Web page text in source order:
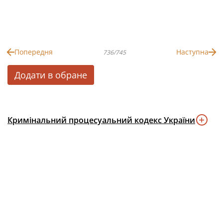
Попередня 736/745 Наступна
Додати в обране
Кримінальний процесуальний кодекс України